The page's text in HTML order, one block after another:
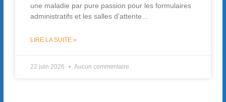
une maladie par pure passion pour les formulaires
administratifs et les salles d’attente…
LIRE LA SUITE »
22 juin 2026 Aucun commentaire